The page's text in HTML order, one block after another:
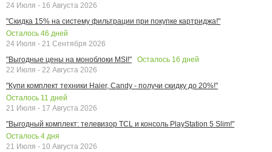
24 Июля - 16 Августа 2026
"Скидка 15% на систему фильтрации при покупке картриджа!"
Осталось 46 дней
24 Июля - 21 Сентября 2026
"Выгодные цены на моноблоки MSI!"
Осталось 16 дней
22 Июля - 22 Августа 2026
"Купи комплект техники Haier, Candy - получи скидку до 20%!"
Осталось 11 дней
21 Июля - 17 Августа 2026
"Выгодный комплект: телевизор TCL и консоль PlayStation 5 Slim!"
Осталось 4 дня
21 Июля - 10 Августа 2026